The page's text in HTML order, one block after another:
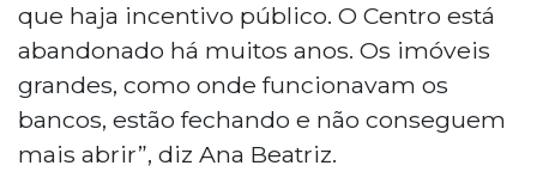
que haja incentivo público. O Centro está
abandonado há muitos anos. Os imóveis
grandes, como onde funcionavam os
bancos, estão fechando e não conseguem
mais abrir”, diz Ana Beatriz.